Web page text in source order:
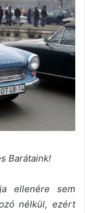
Barátaink!
ellenére sem
nélkül, ezért